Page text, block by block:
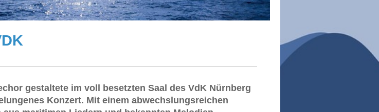
gestaltete im voll besetzten Saal des VdK Nürnberg
Konzert. Mit einem abwechslungsreichen